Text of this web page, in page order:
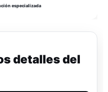
especializada
detalles del